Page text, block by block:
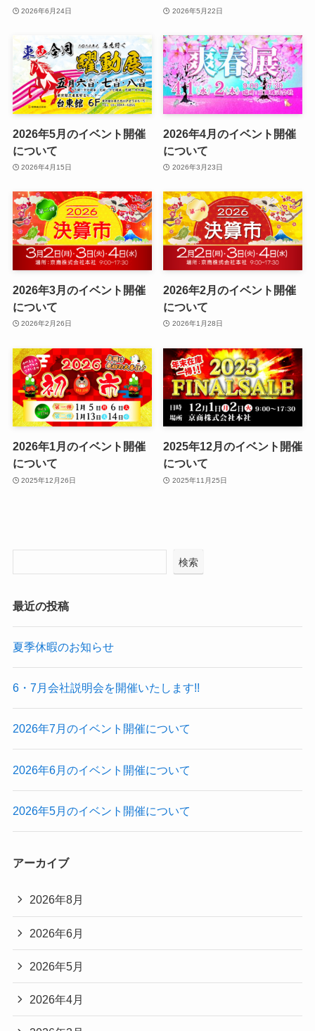
2026年6月24日 2026年5月22日
2026年5月のイベント開催
について
2026年4月15日
2026年4月のイベント開催
について
2026年3月23日
2026年3月のイベント開催
について
2026年2月26日
2026年2月のイベント開催
について
2026年1月28日
2026年1月のイベント開催
について
2025年12月26日
2025年12月のイベント開催
について
2025年11月25日
検索
最近の投稿
夏季休暇のお知らせ
6・7月会社説明会を開催いたします!!
2026年7月のイベント開催について
2026年6月のイベント開催について
2026年5月のイベント開催について
アーカイブ
2026年8月
2026年6月
2026年5月
2026年4月